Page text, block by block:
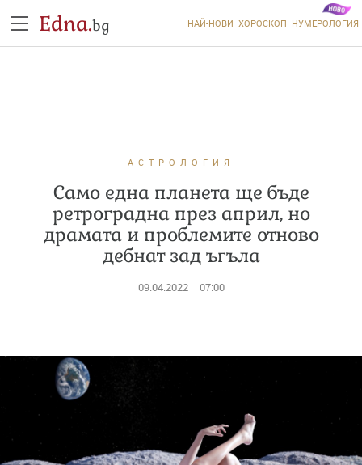
Edna.bg НАЙ-НОВИ ХОРОСКОП НУМЕРОЛОГИЯ
АСТРОЛОГИЯ
Само една планета ще бъде
ретроградна през април, но
драмата и проблемите отново
дебнат зад ъгъла
09.04.2022 07:00